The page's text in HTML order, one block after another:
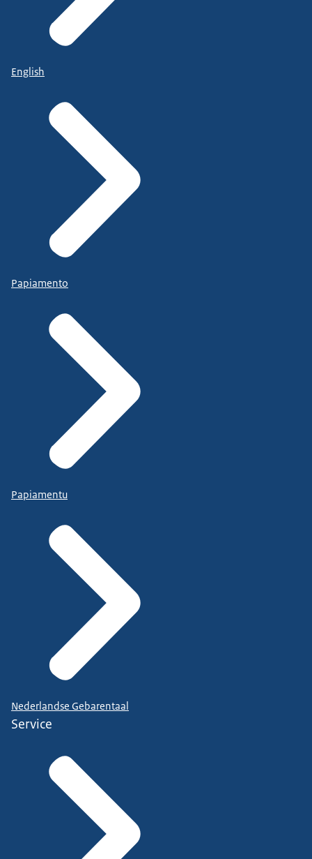
English
Papiamento
Papiamentu
Nederlandse Gebarentaal
Service